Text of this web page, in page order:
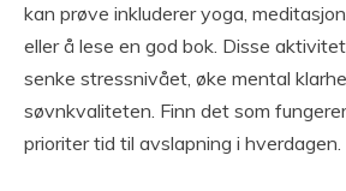
kan prøve inkluderer yoga,
eller å lese en god bok. Disse
senke stressnivået, øke mental
søvnkvaliteten. Finn det som
prioriter tid til avslapning i hverdagen.